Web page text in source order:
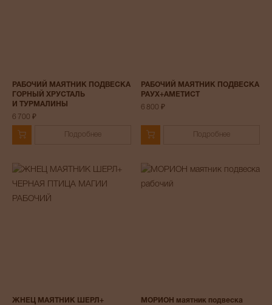
РАБОЧИЙ МАЯТНИК ПОДВЕСКА
ГОРНЫЙ ХРУСТАЛЬ
И ТУРМАЛИНЫ
6 700 ₽
Подробнее
РАБОЧИЙ МАЯТНИК ПОДВЕСКА
РАУХ+АМЕТИСТ
6 800 ₽
Подробнее
ЖНЕЦ МАЯТНИК ШЕРЛ+
МОРИОН маятник подвеска